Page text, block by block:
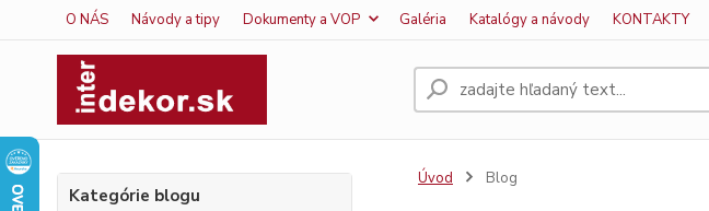
O NÁS Návody a tipy Dokumenty a VOP Galéria Katalógy a návody KONTAKTY
Kategórie blogu
Úvod Blog